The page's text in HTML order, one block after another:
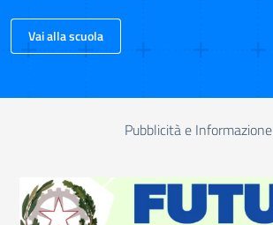
Vai alla scuola
Pubblicità e Informazione